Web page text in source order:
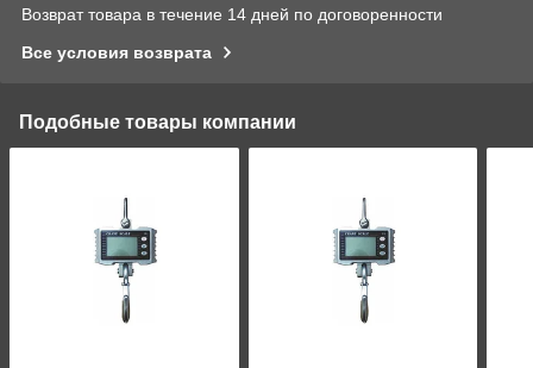
Возврат товара в течение 14 дней по договоренности
Все условия возврата
Подобные товары компании